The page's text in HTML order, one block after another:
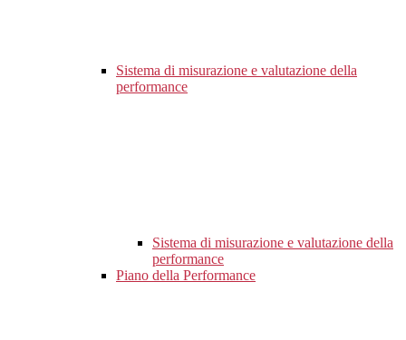
Sistema di misurazione e valutazione della
performance
Sistema di misurazione e valutazione della
performance
Piano della Performance